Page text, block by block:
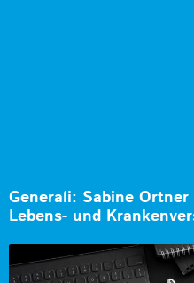
Generali: Sabine
Lebens- und